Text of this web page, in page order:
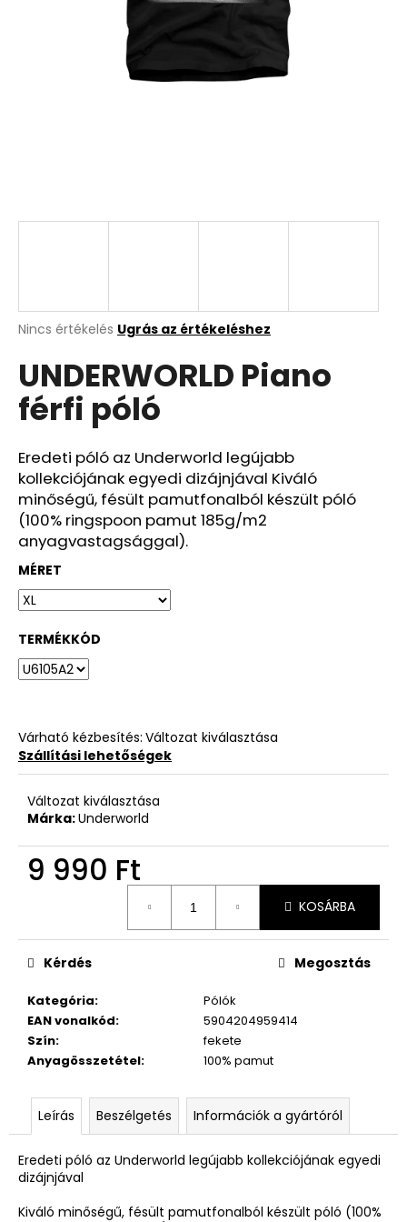
A
átlagos
értékelése
5-
ből
csillag.
Nincs értékelés Ugrás az értékeléshez
UNDERWORLD Piano
férfi póló
Eredeti póló az Underworld legújabb
kollekciójának egyedi dizájnjával Kiváló
minőségű, fésült pamutfonalból készült póló
(100% ringspoon pamut 185g/m2
anyagvastagsággal).
MÉRET
TERMÉKKÓD
Várható kézbesítés: Változat kiválasztása
Szállítási lehetőségek
Változat kiválasztása
Márka:Underworld
9 990 Ft
KOSÁRBA
Kategória:
Pólók
EAN vonalkód:
5904204959414
Szín:
fekete
Anyagösszetétel: 100% pamut
Kérdés Megosztás
Leírás Beszélgetés Információk a gyártóról
Eredeti póló az Underworld legújabb kollekciójának egyedi
dizájnjával
Kiváló minőségű, fésült pamutfonalból készült póló (100%